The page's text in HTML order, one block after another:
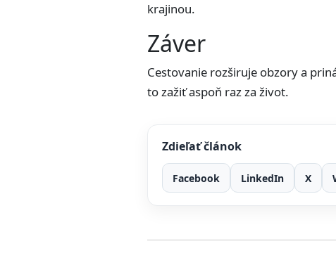
krajinou.
Záver
Cestovanie rozširuje obzory a
to zažiť aspoň raz za život.
Zdieľať článok
Facebook LinkedIn X